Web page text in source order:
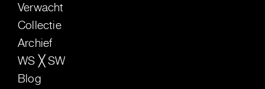
Verwacht
Collectie
Archief
WS ╳ SW
Blog